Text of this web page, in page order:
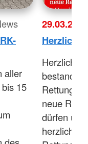
aller
15
neue
dürfen
herzlich